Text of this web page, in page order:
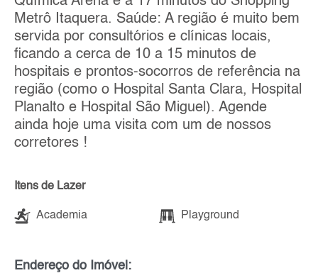
Metrô Itaquera. Saúde: A região é muito bem
servida por consultórios e clínicas locais,
ficando a cerca de 10 a 15 minutos de
hospitais e prontos-socorros de referência na
região (como o Hospital Santa Clara, Hospital
Planalto e Hospital São Miguel). Agende
ainda hoje uma visita com um de nossos
corretores !
Itens de Lazer
Academia Playground
Endereço do Imóvel: